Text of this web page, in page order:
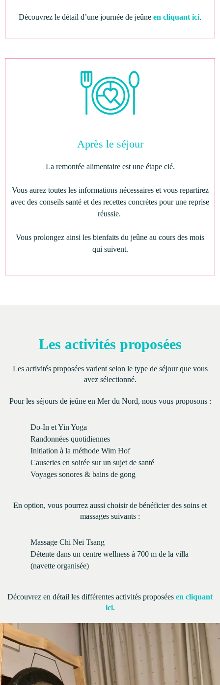
Découvrez le détail d’une journée de jeûne en cliquant ici.
Après le séjour
La remontée alimentaire est une étape clé.
Vous aurez toutes les informations nécessaires et vous repartirez
avec des conseils santé et des recettes concrètes pour une reprise
réussie.
Vous prolongez ainsi les bienfaits du jeûne au cours des mois
qui suivent.
Les activités proposées
Les activités proposées varient selon le type de séjour que vous
avez sélectionné.
Pour les séjours de jeûne en Mer du Nord, nous vous proposons :
Do-In et Yin Yoga
Randonnées quotidiennes
Initiation à la méthode Wim Hof
Causeries en soirée sur un sujet de santé
Voyages sonores & bains de gong
En option, vous pourrez aussi choisir de bénéficier des soins et
massages suivants :
Massage Chi Nei Tsang
Détente dans un centre wellness à 700 m de la villa
(navette organisée)
Découvrez en détail les différentes activités proposées en cliquant
ici.